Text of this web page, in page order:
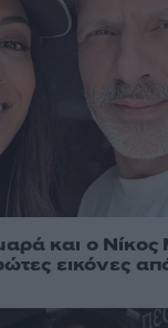
και ο Νίκος
εικόνες